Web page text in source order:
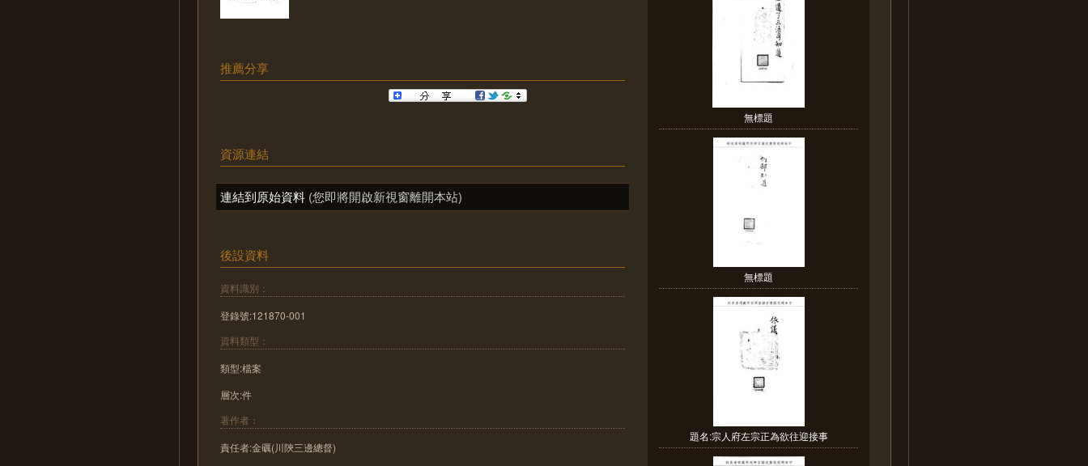
推薦分享
資源連結
連結到原始資料 (您即將開啟新視窗離開本站)
後設資料
資料識別：
登錄號:121870-001
資料類型：
類型:檔案
層次:件
著作者：
責任者:金礪(川陝三邊總督)
無標題
無標題
題名:宗人府左宗正為欲往迎接事